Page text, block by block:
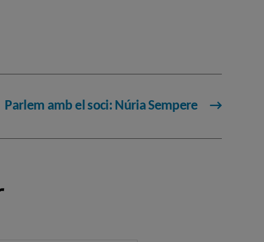
→
Parlem amb el soci: Núria Sempere